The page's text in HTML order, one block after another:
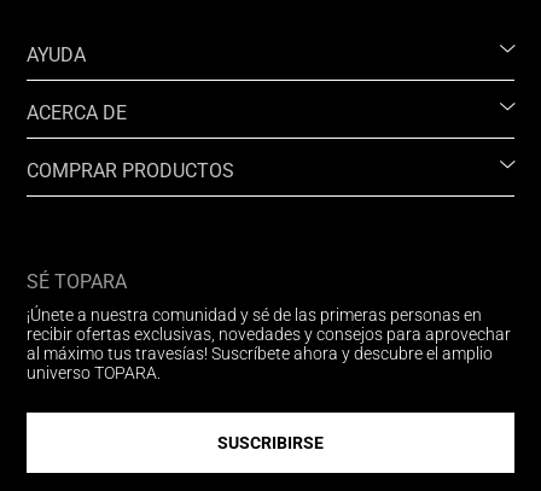
AYUDA
ACERCA DE
COMPRAR PRODUCTOS
SÉ TOPARA
¡Únete a nuestra comunidad y sé de las primeras personas en
recibir ofertas exclusivas, novedades y consejos para aprovechar
al máximo tus travesías! Suscríbete ahora y descubre el amplio
universo TOPARA.
SUSCRIBIRSE